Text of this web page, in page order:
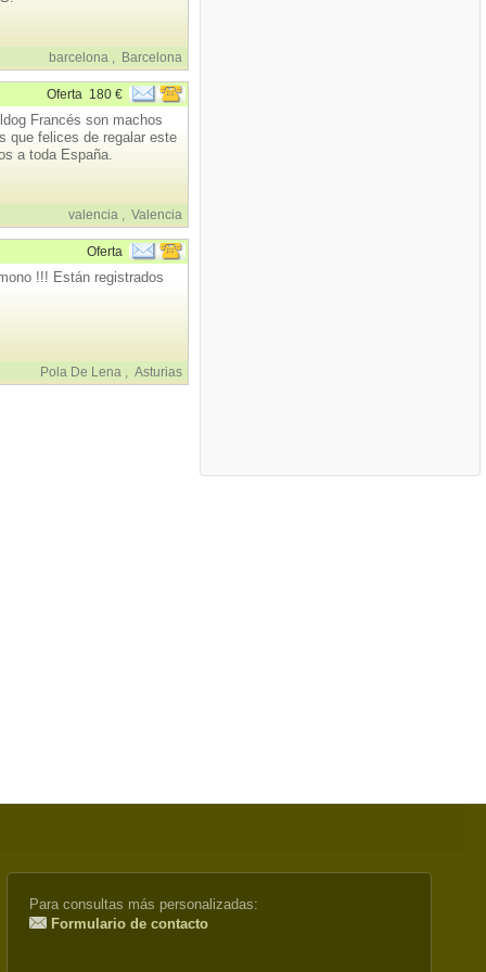
barcelona , Barcelona
Oferta 180 €
Francés son machos
que felices de regalar este
a toda España.
valencia , Valencia
Oferta
!!! Están registrados
Pola De Lena , Asturias
Para consultas más personalizadas:
Formulario de contacto